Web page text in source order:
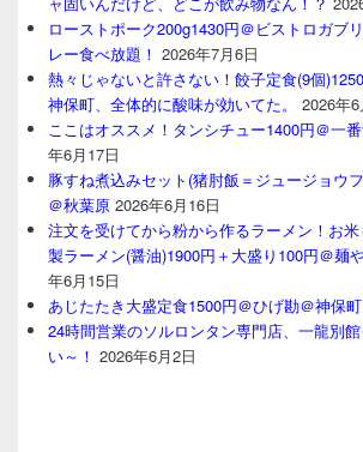
ローストポーク200g1430円＠ビストロガブ
レー食べ放題！ 2026年7月6日
熱々じゃないと許さない！餃子定食(9個
神保町、全体的に酸味が効いてた。
2026年6
ここはオススメ！タンシチュー1400円＠一
年6月17日
豚すね煮込みセット(猪肘飯＝ジュージョウ
＠秋葉原 2026年6月16日
注文を受けてから粉から作るラーメン！お
製ラーメン(醤油)1900円＋大盛り100円＠麺
年6月15日
あじたたき大盛定食1500円＠ひげ勘＠神保町
24時間営業のソルロンタン専門店、一龍別
い～！ 2026年6月2日